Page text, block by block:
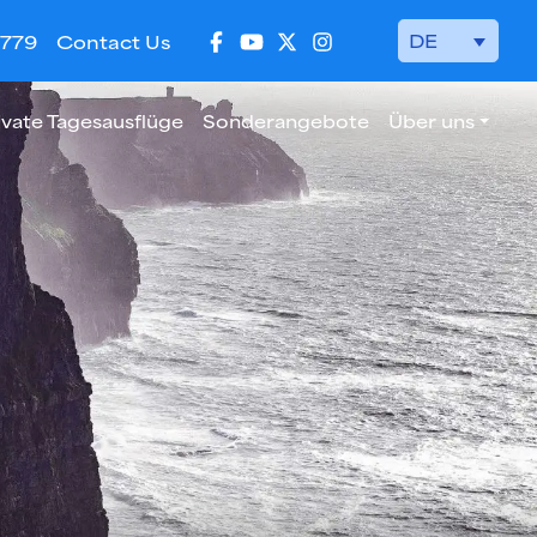
Contact Us DE
Tagesausflüge Sonderangebote Über uns